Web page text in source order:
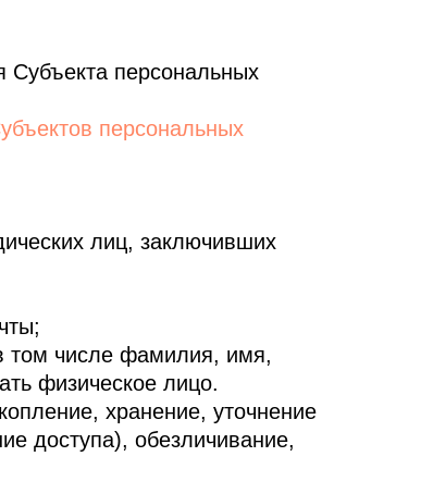
Субъекта персональных
персональных
лиц, заключивших
том числе фамилия, имя,
физическое лицо.
хранение, уточнение
доступа), обезличивание,